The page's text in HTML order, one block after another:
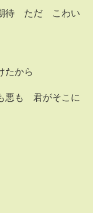
待 ただ こわい
たから
悪も 君がそこに